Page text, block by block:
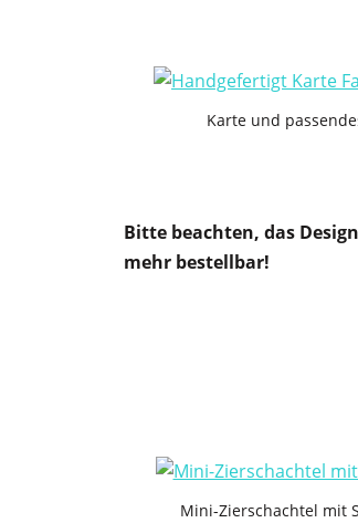
Karte und
Bitte beachten, das
mehr bestellbar!
Mini-Zierschachtel mit